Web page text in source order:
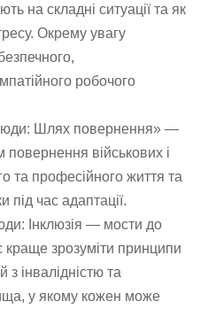
на складні ситуації та як
Окрему увагу
робочого
Шлях повернення» —
військових і
та професійного життя та
під час адаптації.
Інклюзія — мости до
краще зрозуміти принципи
з інвалідністю та
у якому кожен може